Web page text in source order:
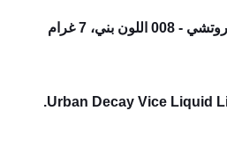
بني، 7 غرام